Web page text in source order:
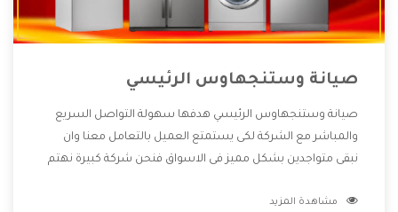
صيانة وستنجهاوس الرئيسي
صيانة وستنجهاوس الرئيسي هدفها سهولة التواصل السريع
والمباشر مع الشركة لكى يستمتع العميل بالتعامل معنا وان
نبقى متواجدين بشكل مميز فى الاسواق فنحن شركة كبيرة نهتم
الشركة بها والتى تكون منها خدمة الصيانة التى تكون من أهم
مشاهدة المزيد